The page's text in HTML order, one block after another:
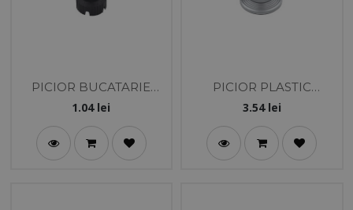
PICIOR BUCATARIE
EURO FLEX 10 NEGRU -
1.04lei
PICIOR PLASTIC
SELCUK 10 CM
3.54lei